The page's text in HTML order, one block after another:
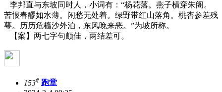
李邦直与东坡同时人，小词有：“杨花落。燕子横穿朱阁。
苦恨春醪如水薄。闲愁无处着。绿野带红山落角。桃杏参差残
萼。历历危樯沙外泊，东风晚来恶。”为坡所称。
【案】两七字句颇佳，两结差可。
153# 跑堂